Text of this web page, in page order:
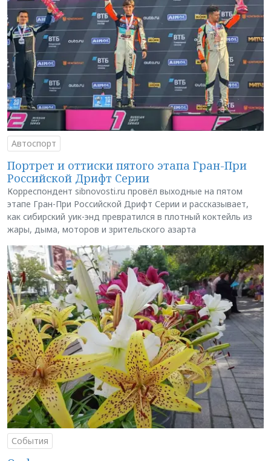
Автоспорт
Портрет и оттиски пятого этапа Гран-При
Российской Дрифт Серии
Корреспондент sibnovosti.ru провёл выходные на пятом
этапе Гран-При Российской Дрифт Серии и рассказывает,
как сибирский уик-энд превратился в плотный коктейль из
жары, дыма, моторов и зрительского азарта
События